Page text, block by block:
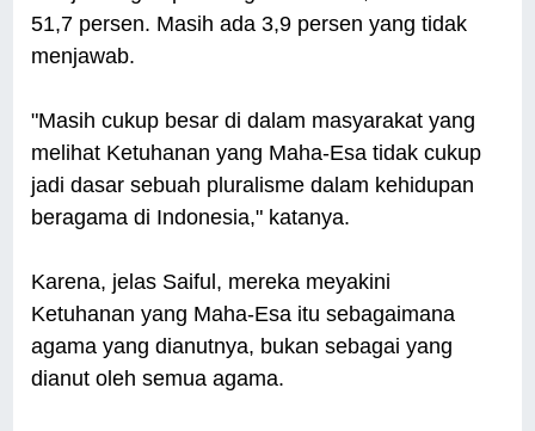
51,7 persen. Masih ada 3,9 persen yang tidak
menjawab.
"Masih cukup besar di dalam masyarakat yang
melihat Ketuhanan yang Maha-Esa tidak cukup
jadi dasar sebuah pluralisme dalam kehidupan
beragama di Indonesia," katanya.
Karena, jelas Saiful, mereka meyakini
Ketuhanan yang Maha-Esa itu sebagaimana
agama yang dianutnya, bukan sebagai yang
dianut oleh semua agama.